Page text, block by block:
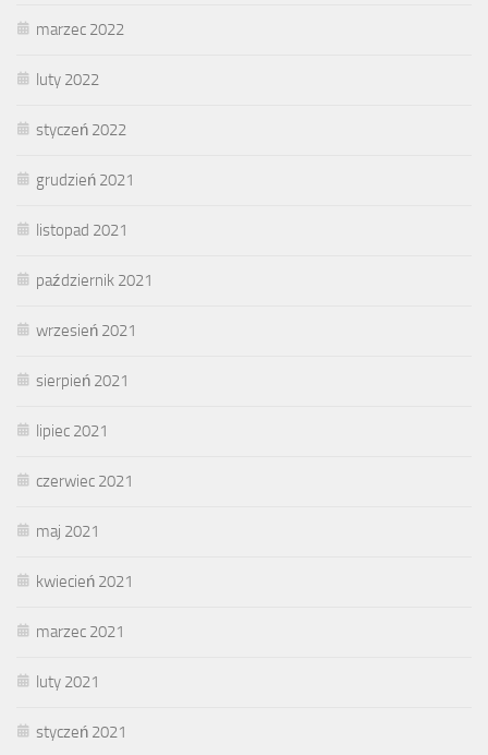
marzec 2022
luty 2022
styczeń 2022
grudzień 2021
listopad 2021
październik 2021
wrzesień 2021
sierpień 2021
lipiec 2021
czerwiec 2021
maj 2021
kwiecień 2021
marzec 2021
luty 2021
styczeń 2021